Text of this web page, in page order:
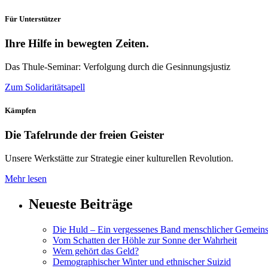
Für Unterstützer
Ihre Hilfe in bewegten Zeiten.
Das Thule-Seminar: Verfolgung durch die Gesinnungsjustiz
Zum Solidaritätsapell
Kämpfen
Die Tafelrunde der freien Geister
Unsere Werkstätte zur Strategie einer kulturellen Revolution.
Mehr lesen
Neueste Beiträge
Die Huld – Ein vergessenes Band menschlicher
Vom Schatten der Höhle zur Sonne der Wahrheit
Wem gehört das Geld?
Demographischer Winter und ethnischer Suizid